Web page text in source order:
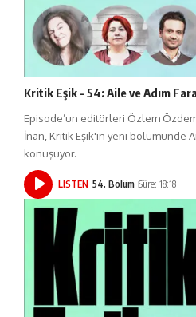
Kritik Eşik – 54: Aile ve Adım
Episode’un editörleri Özlem
İnan, Kritik Eşik'in yeni bölümünde
konuşuyor.
LISTEN 54. Bölüm Süre: 18:18